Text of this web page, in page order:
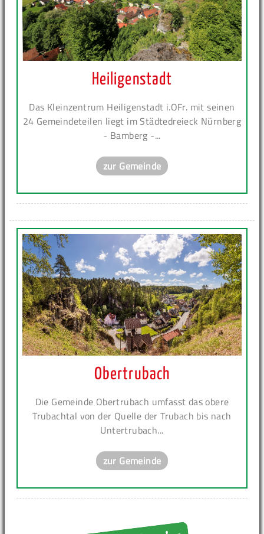
Heiligenstadt
Das Kleinzentrum Heiligenstadt i.OFr. mit seinen
24 Gemeindeteilen liegt im Städtedreieck Nürnberg
- Bamberg -...
zur Gemeinde
Obertrubach
Die Gemeinde Obertrubach umfasst das obere
Trubachtal von der Quelle der Trubach bis nach
Untertrubach...
zur Gemeinde